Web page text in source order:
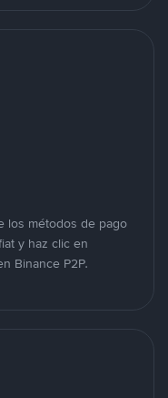
los métodos de pago
y haz clic en
Binance P2P.